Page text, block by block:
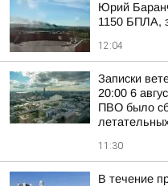
Юрий
1150 БПЛА,
12:04
Записки
20:00 6
ПВО было
11:30
В течение